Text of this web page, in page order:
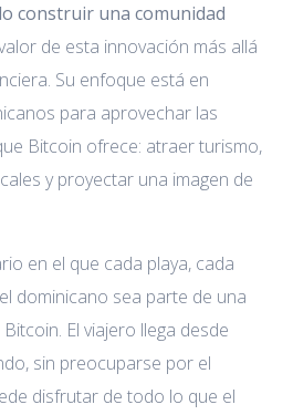
construir una comunidad
de esta innovación más allá
Su enfoque está en
para aprovechar las
Bitcoin ofrece: atraer turismo,
y proyectar una imagen de
en el que cada playa, cada
dominicano sea parte de una
El viajero llega desde
sin preocuparse por el
disfrutar de todo lo que el